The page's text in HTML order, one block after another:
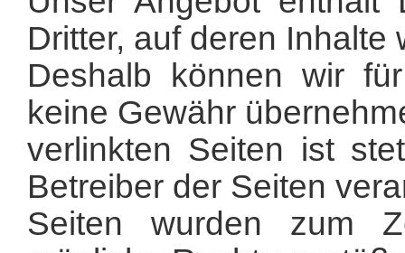
Dritter, auf deren
Deshalb können wir
keine Gewähr
verlinkten Seiten ist
Betreiber der Seiten
Seiten wurden zum